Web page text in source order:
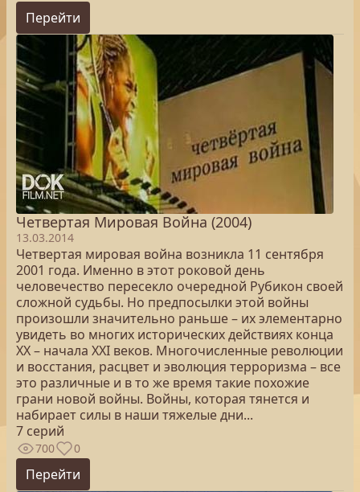
Перейти
Четвертая Мировая Война (2004)
13.03.2014
Четвертая мировая война возникла 11 сентября
2001 года. Именно в этот роковой день
человечество пересекло очередной Рубикон своей
сложной судьбы. Но предпосылки этой войны
произошли значительно раньше – их элементарно
увидеть во многих исторических действиях конца
XX – начала XXI веков. Многочисленные революции
и восстания, расцвет и эволюция терроризма – все
это различные и в то же время такие похожие
грани новой войны. Войны, которая тянется и
набирает силы в наши тяжелые дни...
7 серий
700 0
Перейти